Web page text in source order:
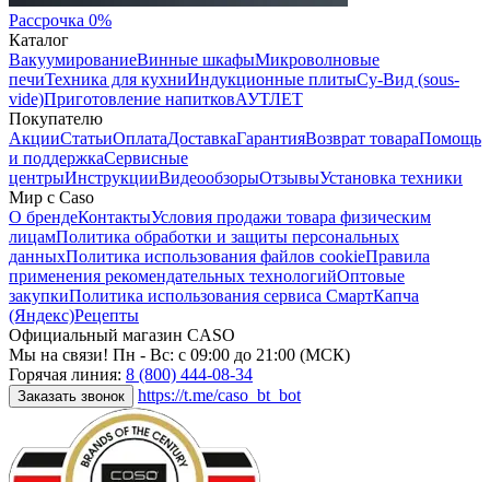
Рассрочка 0%
Каталог
ВакуумированиеВинные шкафыМикроволновые
печиТехника для кухниИндукционные плитыСу-Вид (sous-
vide)Приготовление напитковАУТЛЕТ
Покупателю
АкцииСтатьиОплатаДоставкаГарантияВозврат товараПомощь
и поддержкаСервисные
центрыИнструкцииВидеообзорыОтзывыУстановка техники
Мир с Caso
О брендеКонтактыУсловия продажи товара физическим
лицамПолитика обработки и защиты персональных
данныхПолитика использования файлов cookieПравила
применения рекомендательных технологийОптовые
закупкиПолитика использования сервиса СмартКапча
(Яндекс)Рецепты
Официальный магазин CASO
Мы на связи! Пн - Вс: с 09:00 до 21:00 (МСК)
Горячая линия: 8 (800) 444-08-34
Заказать звонок https://t.me/caso_bt_bot